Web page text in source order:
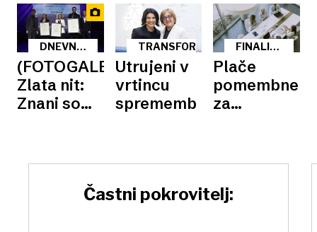
pretočnost trg dela
Slovenije
in Peruna
DNEVNIKOV
IZBOR
(FOTOGALERIJA)
Zlata nit:
Znani so
zaposlovalci
TRANSFORMACIJA
Utrujeni v
vrtincu
sprememb
FINALISTI
IZBORA
ZLATA
NIT
Plače
pomembne
za
Častni pokrovitelj: